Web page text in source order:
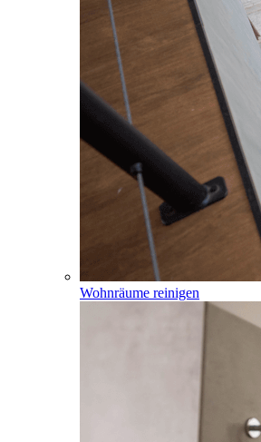
Wohnräume reinigen